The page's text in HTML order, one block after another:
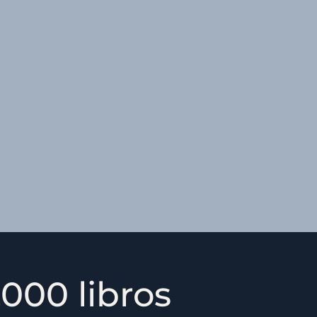
libros